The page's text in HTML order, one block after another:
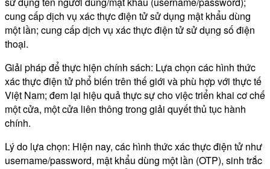
cung cấp dịch vụ xác thực điện tử sử dụng mật khẩu dùng
một lần; cung cấp dịch vụ xác thực điện tử sử dụng số điện
thoại.
Giải pháp để thực hiện chính sách: Lựa chọn các hình thức
xác thực điện tử phổ biến trên thế giới và phù hợp với thực tế
Việt Nam; đem lại hiệu quả thực sự cho việc triển khai cơ chế
một cửa, một cửa liên thông trong giải quyết thủ tục hành
chính.
Lý do lựa chọn: Hiện nay, các hình thức xác thực điện tử như
username/password, mật khẩu dùng một lần (OTP), sinh trắc